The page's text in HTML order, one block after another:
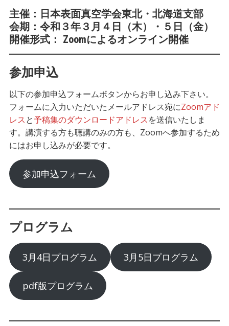
主催：日本表面真空学会東北・北海道支部
会期：令和３年３月４日（木）・５日（金）
開催形式： Zoomによるオンライン開催
参加申込
以下の参加申込フォームボタンからお申し込み下さい。
フォームに入力いただいたメールアドレス宛にZoomアド
レスと予稿集のダウンロードアドレスを送信いたしま
す。講演する方も聴講のみの方も、Zoomへ参加するため
にはお申し込みが必要です。
参加申込フォーム
プログラム
3月4日プログラム 3月5日プログラム
pdf版プログラム